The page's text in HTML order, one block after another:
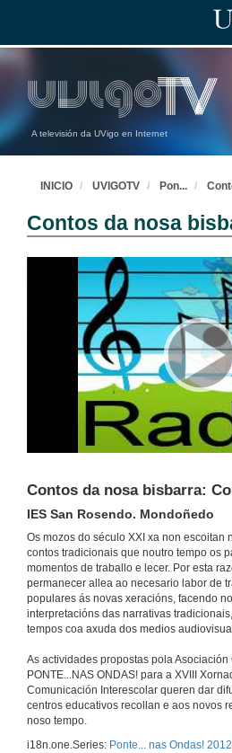
A televisión da UVigo en Internet
INICIO UVIGOTV Pon...
Contos da nosa
Contos da nosa bisbarra:
IES San Rosendo. Mondoñedo
Os mozos do século XXI xa non escoitan
contos tradicionais que noutro tempo os
momentos de traballo e lecer. Por esta
permanecer allea ao necesario labor de
populares ás novas xeracións, facendo
interpretacións das narrativas
tempos coa axuda dos medios
As actividades propostas pola
PONTE...NAS ONDAS! para a XVIII
Comunicación Interescolar queren dar
centros educativos recollan e aos novos
noso tempo.
i18n.one.Series: Ponte... nas Ondas! 2012